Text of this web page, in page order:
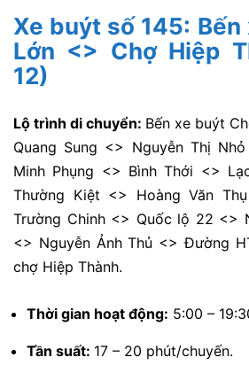
Xe buýt số 145:
Lớn <> Chợ Hiệp
12)
Lộ trình di chuyển: Bến xe buýt
Quang Sung <> Nguyễn Thị
Minh Phụng <> Bình Thới <>
Thường Kiệt <> Hoàng Văn
Trường Chinh <> Quốc lộ 22 <>
<> Nguyễn Ảnh Thủ <> Đường
chợ Hiệp Thành.
Thời gian hoạt động: 5:00 –
Tần suất: 17 – 20 phút/chuyến.